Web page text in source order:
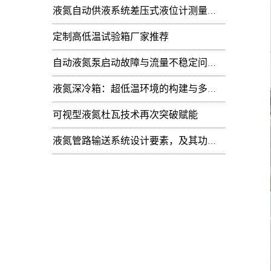
液氮自动供液系统差压式液位计测量值周期性
定制高低温试验箱厂家推荐
自动液氮泵启动故障与流量不稳定问题：技术排查
液氮深冷箱：超低温环境的构建与多领域技术赋能
可视型液氮杜瓦技术再次突破赋能
液氮管路输送系统设计要素，及其功能开发